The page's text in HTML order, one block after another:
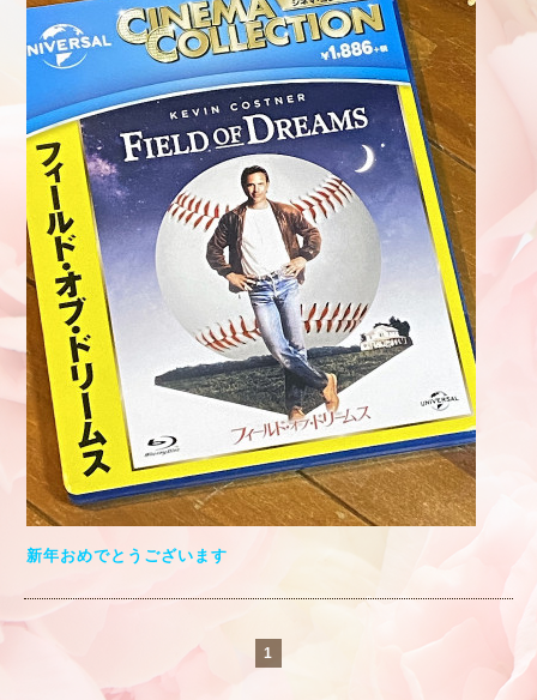
新年おめでとうございます
1